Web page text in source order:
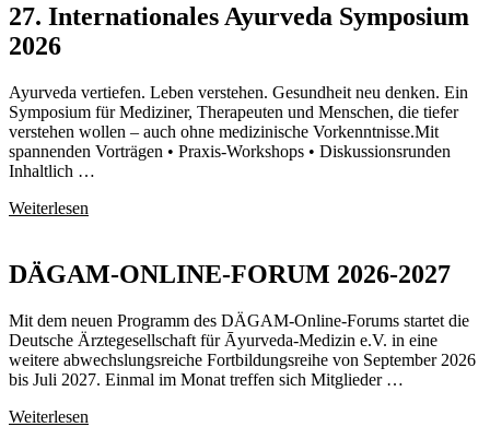
27. Internationales Ayurveda Symposium
2026
Ayurveda vertiefen. Leben verstehen. Gesundheit neu denken. Ein
Symposium für Mediziner, Therapeuten und Menschen, die tiefer
verstehen wollen – auch ohne medizinische Vorkenntnisse.Mit
spannenden Vorträgen • Praxis-Workshops • Diskussionsrunden
Inhaltlich …
Weiterlesen
DÄGAM-ONLINE-FORUM 2026-2027
Mit dem neuen Programm des DÄGAM-Online-Forums startet die
Deutsche Ärztegesellschaft für Āyurveda-Medizin e.V. in eine
weitere abwechslungsreiche Fortbildungsreihe von September 2026
bis Juli 2027. Einmal im Monat treffen sich Mitglieder …
Weiterlesen